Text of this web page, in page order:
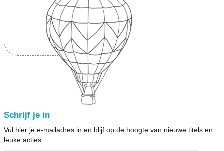
Schrijf je in
Vul hier je e-mailadres in en blijf op de hoogte van nieuwe titels en
leuke acties.